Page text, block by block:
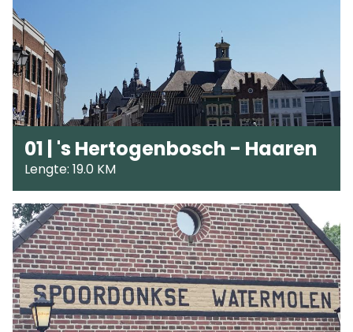
01 | 's Hertogenbosch - Haaren
Lengte: 19.0 KM